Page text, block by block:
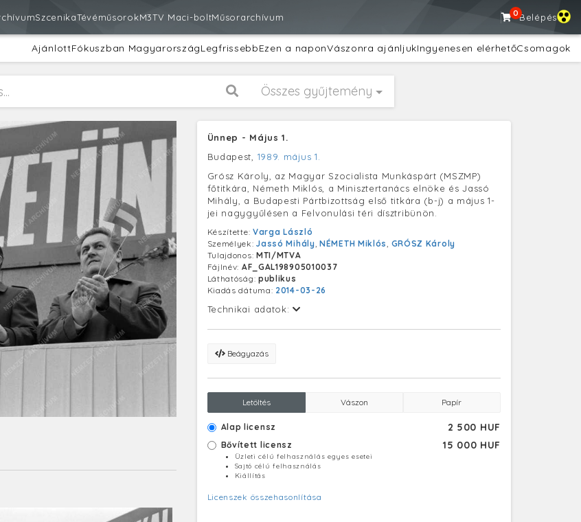
SzcenikaTévéműsorokM3TV Maci-boltMűsorarchívum 0Belépés
AjánlottFókuszban MagyarországLegfrissebbEzen a naponVászonra ajánljukIngyenesen elérhetőCsomagok
Összes gyűjtemény
Ünnep - Május 1.
Budapest, 1989. május 1.
Grósz Károly, az Magyar Szocialista Munkáspárt (MSZMP)
főtitkára, Németh Miklós, a Minisztertanács elnöke és Jassó
Mihály, a Budapesti Pártbizottság első titkára (b-j) a május 1-
jei nagygyűlésen a Felvonulási téri dísztribünön.
Készítette: Varga László
Személyek:Jassó Mihály,NÉMETH Miklós, GRÓSZ Károly
Tulajdonos: MTI/MTVA
Fájlnév: AF_GAL198905010037
Láthatóság: publikus
Kiadás dátuma: 2014-03-26
Technikai adatok:
Beágyazás
Letöltés Vászon Papír
Alap licensz 2 500 HUF
Bővített licensz 15 000 HUF
Üzleti célú felhasználás egyes esetei
Sajtó célú felhasználás
Kiállítás
Licenszek összehasonlítása